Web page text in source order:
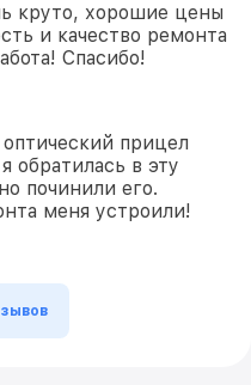
круто, хорошие цены
и качество ремонта
Спасибо!
прицел
обратилась в эту
починили его.
меня устроили!